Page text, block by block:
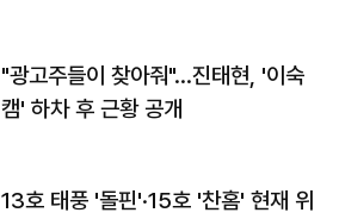
"광고주들이 찾아줘"…진태현, '이숙
캠' 하차 후 근황 공개
13호 태풍 '돌핀'·15호 '찬홈' 현재 위